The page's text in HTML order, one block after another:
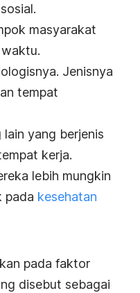
masyarakat
Jenisnya
tempat
yang berjenis
kerja.
lebih mungkin
pada kesehatan
pada faktor
disebut sebagai